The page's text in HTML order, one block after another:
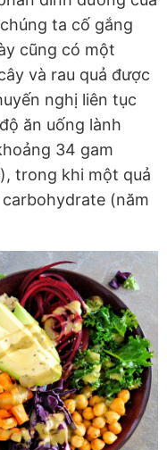
ta cố gắng
cũng có một
và rau quả được
nghị liên tục
ăn uống lành
34 gam
trong khi một quả
(năm